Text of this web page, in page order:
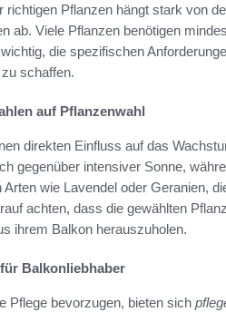
richtigen Pflanzen hängt stark von
ab. Viele Pflanzen benötigen
die spezifischen
schaffen.
auf Pflanzenwahl
direkten Einfluss auf das
gegenüber intensiver Sonne,
Arten wie Lavendel oder Geranien,
achten, dass die gewählten
ihrem Balkon herauszuholen.
Balkonliebhaber
Pflege bevorzugen, bieten sich